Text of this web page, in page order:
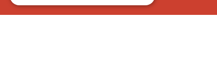
UNBEDINGT ERFORDERLICH